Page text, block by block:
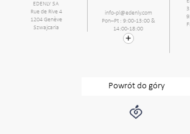
EDENLY SA
Rue de Rive 4
1204 Genève
Szwajcaria
info-pl@edenly.com
Pon–Pt : 9:00-13:00 &
14:00-18:00
Powrót do góry